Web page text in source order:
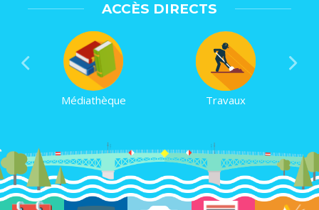
ACCÈS DIRECTS
Médiathèque Travaux